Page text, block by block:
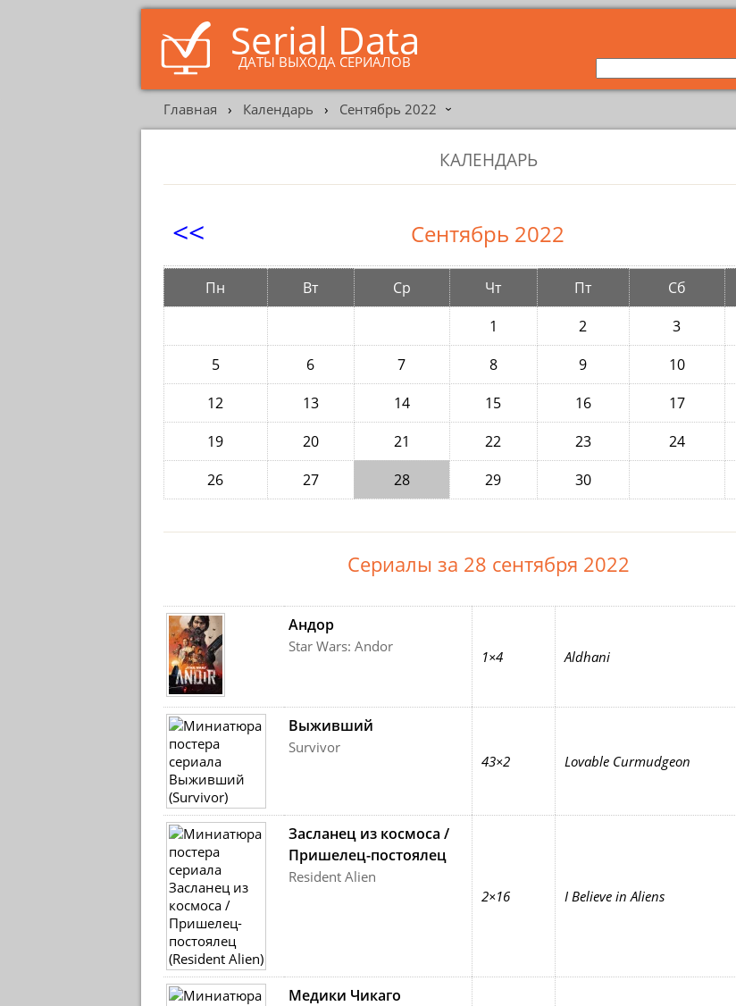
Serial Data
ДАТЫ ВЫХОДА СЕРИАЛОВ
Главная › Календарь › Сентябрь 2022 ›
КАЛЕНДАРЬ
<< Сентябрь 2022
Пн Вт Ср Чт Пт Сб
1
2 3
5
6 7 8 9 10
12
13 14 15 16 17
19
20 21 22 23 24
26
27 28 29 30
Сериалы за 28 сентября 2022
Андор
Star Wars: Andor
1×4 Aldhani
Выживший
Survivor
43×2
Lovable Curmudgeon
Засланец из космоса /
Пришелец-постоялец
Resident Alien
2×16
I Believe in Aliens
Медики Чикаго